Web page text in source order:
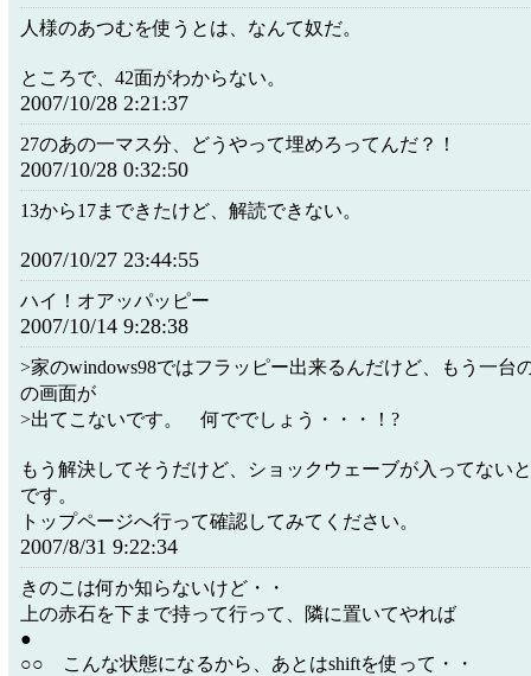
人様のあつむを使うとは、なんて奴だ。
ところで、42面がわからない。
2007/10/28 2:21:37
27のあの一マス分、どうやって埋めろってんだ？！
2007/10/28 0:32:50
13から17まできたけど、解読できない。
2007/10/27 23:44:55
ハイ！オアッパッピー
2007/10/14 9:28:38
>家のwindows98ではフラッピー出来るんだけど、もう一台
の画面が
>出てこないです。 何ででしょう・・・！?
もう解決してそうだけど、ショックウェーブが入ってない
です。
トップページへ行って確認してみてください。
2007/8/31 9:22:34
きのこは何か知らないけど・・
上の赤石を下まで持って行って、隣に置いてやれば
●
○○ こんな状態になるから、あとはshiftを使って・・